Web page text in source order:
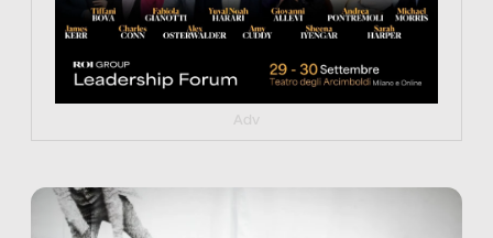
Adv